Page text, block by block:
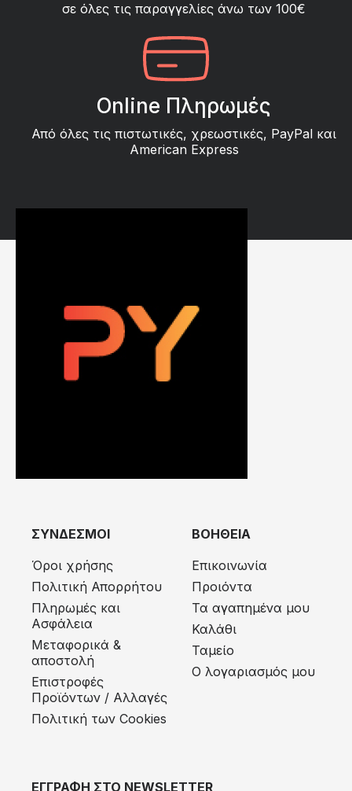
σε όλες τις παραγγελίες άνω των 100€
Online Πληρωμές
Από όλες τις πιστωτικές, χρεωστικές, PayPal και
American Express
ΣΥΝΔΕΣΜΟΙ
Όροι χρήσης
Πολιτική Απορρήτου
Πληρωμές και
Ασφάλεια
Μεταφορικά &
αποστολή
Eπιστροφές
Προϊόντων / Αλλαγές
Πολιτική των Cookies
ΒΟΗΘΕΙΑ
Επικοινωνία
Προιόντα
Τα αγαπημένα μου
Καλάθι
Ταμείο
Ο λογαριασμός μου
ΕΓΓΡΑΦΗ ΣΤΟ NEWSLETTER